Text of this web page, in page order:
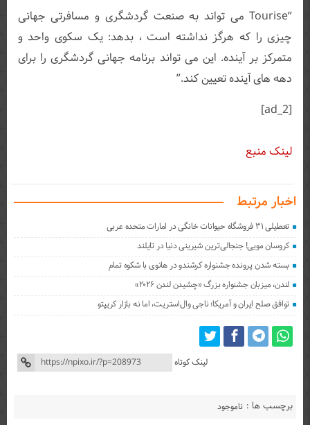
“Tourise می تواند به صنعت گردشگری و مسافرتی جهانی
چیزی را که هرگز نداشته است ، بدهد: یک سکوی واحد و
متمرکز بر آینده. این می تواند برنامه جهانی گردشگری را برای
دهه های آینده تعیین کند.”
[ad_2]
لینک منبع
اخبار مرتبط
تعطیلی ۳۱ فروشگاه حیوانات خانگی در امارات متحده عربی
کروسان مویی! جنجالی‌ترین شیرینی دنیا در تایلند
بسته شدن پرونده جشنواره کرشندو در هانوی با شکوه تمام
لندن، میزبان جشنواره بزرگ «چشیدن لندن ۲۰۲۶»
توافق صلح ایران و آمریکا؛ ناجی وال‌استریت، اما نه بازار کریپتو
لینک کوتاه
برچسب ها : ناموجود